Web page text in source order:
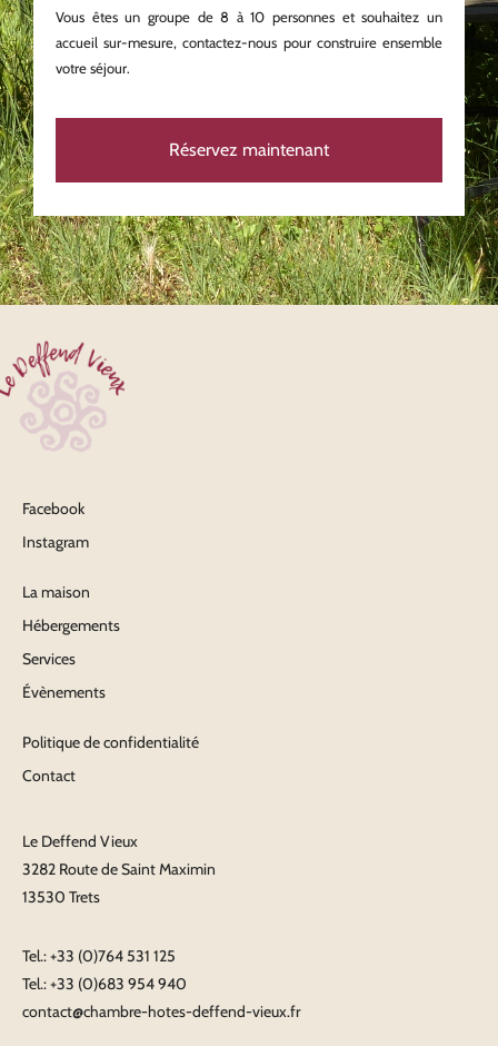
Vous êtes un groupe de 8 à 10 personnes et souhaitez un
accueil sur-mesure, contactez-nous pour construire ensemble
votre séjour.
Réservez maintenant
Facebook
Instagram
La maison
Hébergements
Services
Évènements
Politique de confidentialité
Contact
Le Deffend Vieux
3282 Route de Saint Maximin
13530 Trets
Tel.:+33 (0)764 531 125
Tel.:+33 (0)683 954 940
contact@chambre-hotes-deffend-vieux.fr